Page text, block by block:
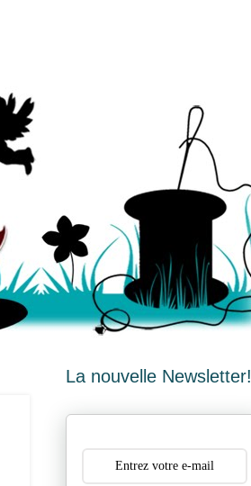
La nouvelle Newsletter!